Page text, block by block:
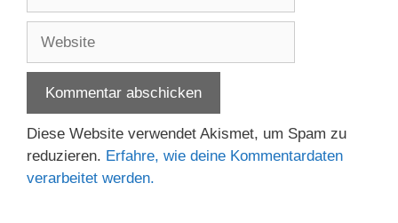
Adresse
Diese Website verwendet Akismet, um Spam zu
reduzieren. Erfahre, wie deine Kommentardaten
verarbeitet werden.